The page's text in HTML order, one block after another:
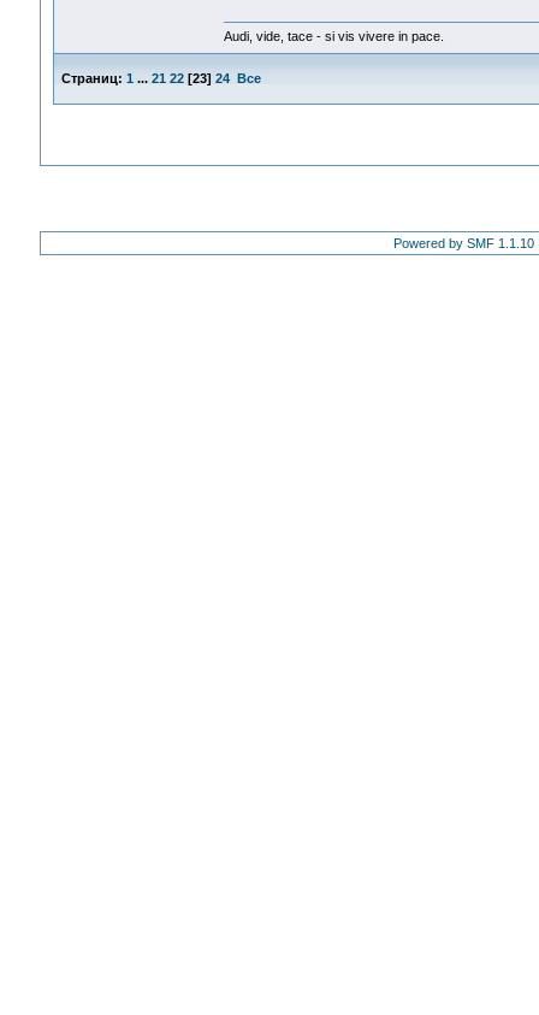
Audi, vide, tace - si vis vivere in pace.
Страниц: 1 ... 21 22[23] 24 Все
Powered by SMF 1.1.10